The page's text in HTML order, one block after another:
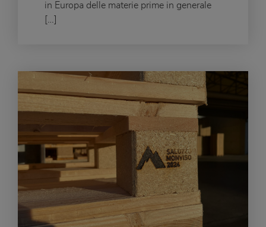
in Europa delle materie prime in generale